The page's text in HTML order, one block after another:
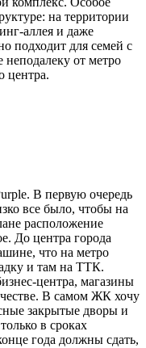
на территории
аллея и даже
подходит для семей с
неподалеку от метро
центра.
В первую очередь
все было, чтобы на
расположение
До центра города
что на метро
и там на ТТК.
центра, магазины
В самом ЖК хочу
закрытые дворы и
в сроках
года должны сдать,